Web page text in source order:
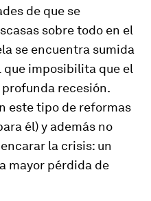
de que se
sobre todo en el
se encuentra sumida
imposibilita que el
recesión.
este tipo de reformas
él) y además no
la crisis: un
mayor pérdida de